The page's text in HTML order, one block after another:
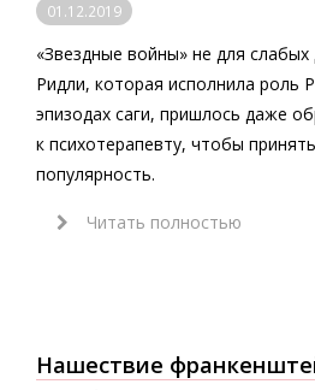
01.12.2019
«Звездные войны» не для
Ридли, которая исполнила роль
эпизодах саги, пришлось даже
к психотерапевту, чтобы
популярность.
Читать полностью
Нашествие